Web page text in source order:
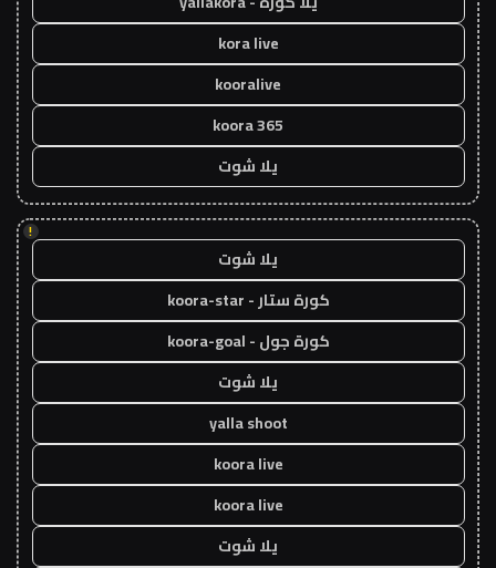
kora live
kooralive
koora 365
يلا شوت
!
يلا شوت
كورة ستار - koora-star
كورة جول - koora-goal
يلا شوت
yalla shoot
koora live
koora live
يلا شوت